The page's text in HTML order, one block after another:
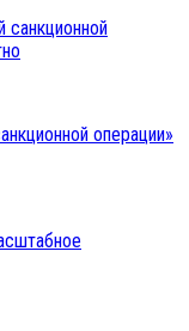
операции»